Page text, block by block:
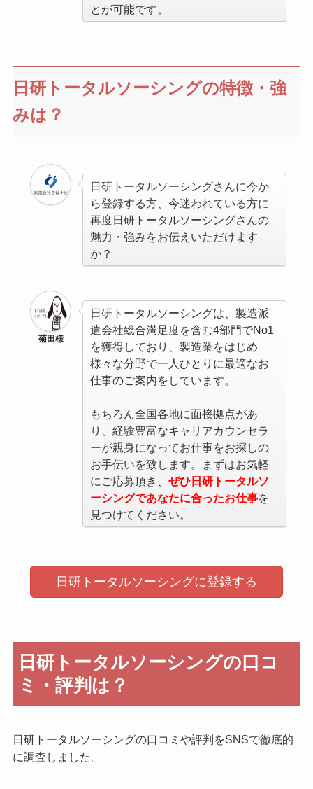
とが可能です。
日研トータルソーシングの特徴・強
みは？
日研トータルソーシングさんに今か
ら登録する方、今迷われている方に
再度日研トータルソーシングさんの
魅力・強みをお伝えいただけます
か？
菊田様
日研トータルソーシングは、製造派
遣会社総合満足度を含む4部門でNo1
を獲得しており、製造業をはじめ
様々な分野で一人ひとりに最適なお
仕事のご案内をしています。
もちろん全国各地に面接拠点があ
り、経験豊富なキャリアカウンセラ
ーが親身になってお仕事をお探しの
お手伝いを致します。まずはお気軽
にご応募頂き、 ぜひ日研トータルソ
ーシングであなたに合ったお仕事を
見つけてください。
日研トータルソーシングに登録する
日研トータルソーシングの口コ
ミ・評判は？
日研トータルソーシングの口コミや評判をSNSで徹底的
に調査しました。